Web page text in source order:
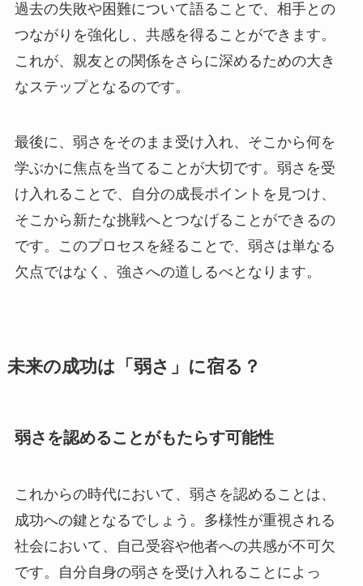
過去の失敗や困難について語ることで、相手との
つながりを強化し、共感を得ることができます。
これが、親友との関係をさらに深めるための大き
なステップとなるのです。
最後に、弱さをそのまま受け入れ、そこから何を
学ぶかに焦点を当てることが大切です。弱さを受
け入れることで、自分の成長ポイントを見つけ、
そこから新たな挑戦へとつなげることができるの
です。このプロセスを経ることで、弱さは単なる
欠点ではなく、強さへの道しるべとなります。
未来の成功は「弱さ」に宿る？
弱さを認めることがもたらす可能性
これからの時代において、弱さを認めることは、
成功への鍵となるでしょう。多様性が重視される
社会において、自己受容や他者への共感が不可欠
です。自分自身の弱さを受け入れることによっ